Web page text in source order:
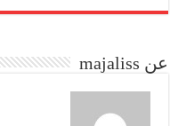
bo
to
n
ail
عن majaliss